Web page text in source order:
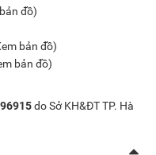
đồ)
bản đồ)
bản đồ)
do Sở KH&ĐT TP. Hà